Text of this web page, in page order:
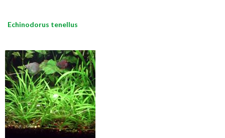
Echinodorus tenellus